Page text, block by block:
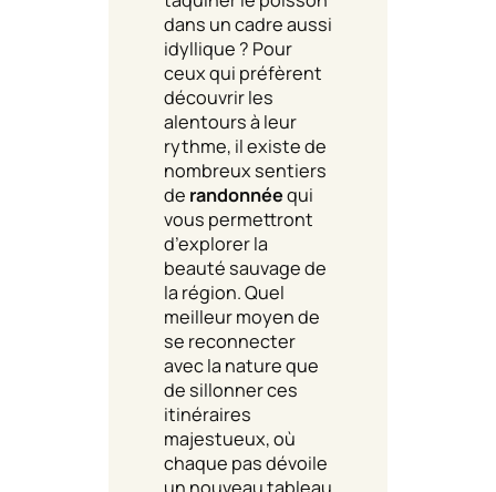
dans un cadre aussi
idyllique ? Pour
ceux qui préfèrent
découvrir les
alentours à leur
rythme, il existe de
nombreux sentiers
de randonnéequi
vous permettront
d’explorer la
beauté sauvage de
la région. Quel
meilleur moyen de
se reconnecter
avec la nature que
de sillonner ces
itinéraires
majestueux, où
chaque pas dévoile